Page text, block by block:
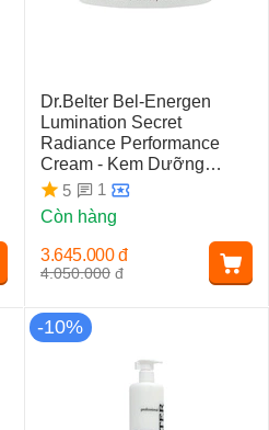
Dr.Belter Bel-Energen
Lumination Secret
Radiance Performance
Cream - Kem Dưỡng
Trắng Da (50ml)
5
1
Còn hàng
4.050.000 đ
3.645.000 đ
-10%